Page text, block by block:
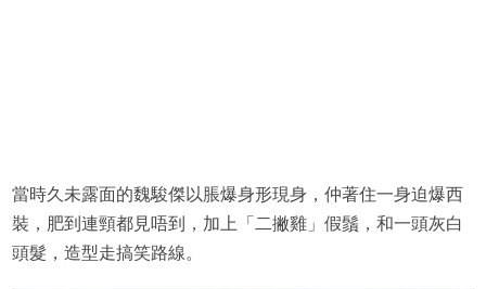
當時久未露面的魏駿傑以脹爆身形現身，仲著住一身迫爆西
裝，肥到連頸都見唔到，加上「二撇雞」假鬚，和一頭灰白
頭髮，造型走搞笑路線。